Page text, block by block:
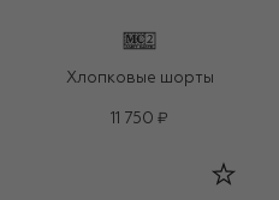
Хлопковые шорты
11 750 ₽